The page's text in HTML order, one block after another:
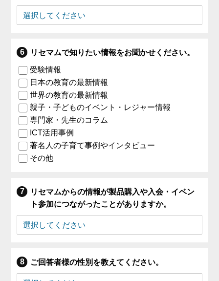
リセマムで知りたい情報をお聞かせください。
受験情報
日本の教育の最新情報
世界の教育の最新情報
親子・子どものイベント・レジャー情報
専門家・先生のコラム
ICT活用事例
著名人の子育て事例やインタビュー
その他
リセマムからの情報が製品購入や入会・イベン
ト参加につながったことがありますか。
ご回答者様の性別を教えてください。